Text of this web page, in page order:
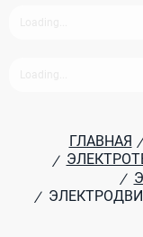
ГЛАВНАЯ /
/
/
/